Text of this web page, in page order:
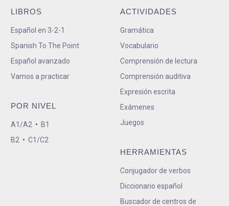
LIBROS
Español en 3-2-1
Spanish To The Point
Español avanzado
Vamos a practicar
POR NIVEL
A1/A2 • B1
B2 • C1/C2
ACTIVIDADES
Gramática
Vocabulario
Comprensión de lectura
Comprensión auditiva
Expresión escrita
Exámenes
Juegos
HERRAMIENTAS
Conjugador de verbos
Diccionario español
Buscador de centros de